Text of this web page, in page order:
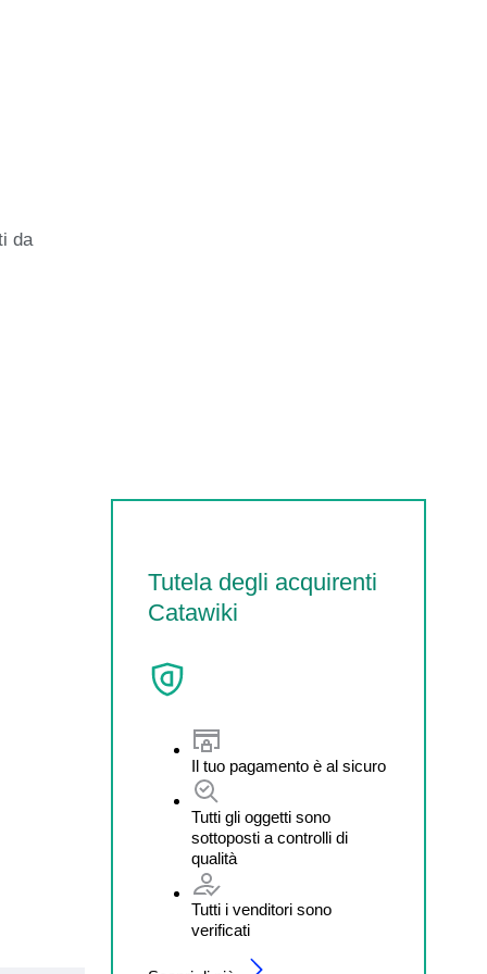
da
Tutela degli acquirenti
Catawiki
Il tuo pagamento è al sicuro
Tutti gli oggetti sono
sottoposti a controlli di
qualità
Tutti i venditori sono
verificati